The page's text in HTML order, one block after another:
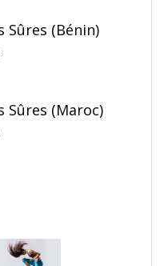
Sûres (Bénin)
Sûres (Maroc)